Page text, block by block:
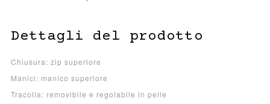
Dettagli del prodotto
Chiusura: zip superiore
Manici: manico superiore
Tracolla: removibile e regolabile in pelle